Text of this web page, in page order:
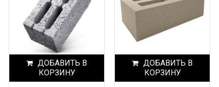
ДОБАВИТЬ В
КОРЗИНУ
ДОБАВИТЬ В
КОРЗИНУ